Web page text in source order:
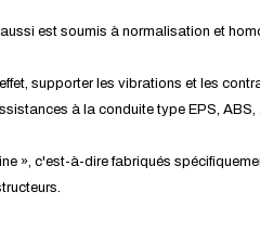
est soumis à normalisation et
supporter les vibrations et les
à la conduite type EPS, ABS,
», c'est-à-dire fabriqués